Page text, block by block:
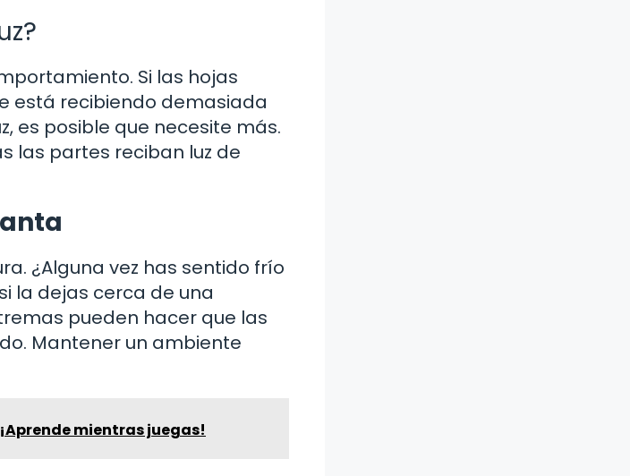
Si las hojas
está recibiendo demasiada
es posible que necesite más.
las partes reciban luz de
¿Alguna vez has sentido frío
la dejas cerca de una
pueden hacer que las
Mantener un ambiente
mientras juegas!